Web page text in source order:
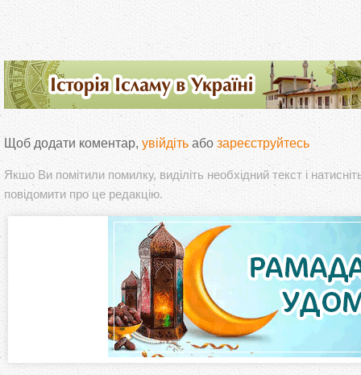
Щоб додати коментар, увійдіть або зареєструйтесь
Якшо Ви помітили помилку, виділіть необхідний текст і
повідомити про це редакцію.